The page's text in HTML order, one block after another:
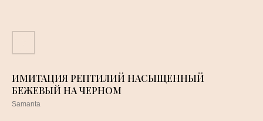
ИМИТАЦИЯ РЕПТИЛИЙ НАСЫЩЕННЫЙ
БЕЖЕВЫЙ НА ЧЕРНОМ
Samanta